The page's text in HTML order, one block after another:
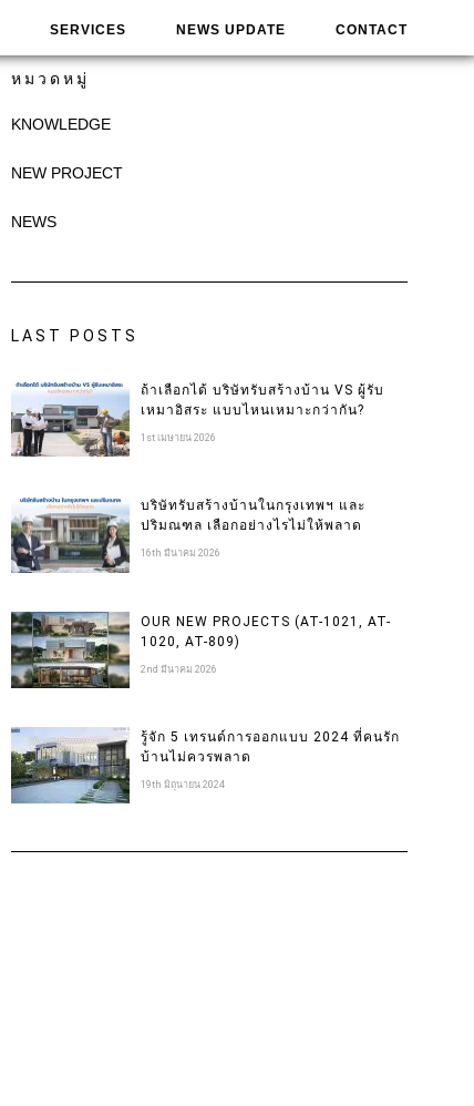
SERVICES NEWS UPDATE CONTACT
หมวดหมู่
KNOWLEDGE
NEW PROJECT
NEWS
LAST POSTS
ถ้าเลือกได้ บริษัทรับสร้างบ้าน VS ผู้รับ
เหมาอิสระ แบบไหนเหมาะกว่ากัน?
1st เมษายน 2026
บริษัทรับสร้างบ้านในกรุงเทพฯ และ
ปริมณฑล เลือกอย่างไรไม่ให้พลาด
16th มีนาคม 2026
OUR NEW PROJECTS (AT-1021, AT-
1020, AT-809)
2nd มีนาคม 2026
รู้จัก 5 เทรนด์การออกแบบ 2024 ที่คนรัก
บ้านไม่ควรพลาด
19th มิถุนายน 2024